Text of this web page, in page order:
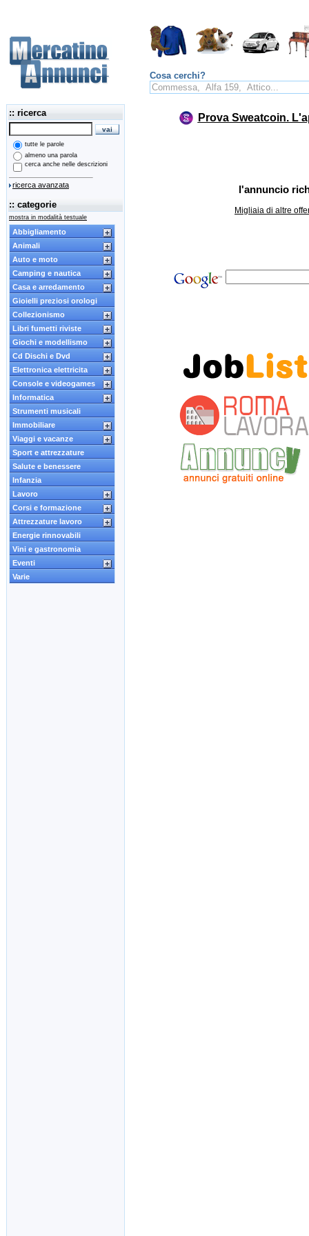
Cosa cerchi?
:: ricerca
tutte le parole
almeno una parola
cerca anche nelle descrizioni
ricerca avanzata
:: categorie
mostra in modalità testuale
Abbigliamento
Animali
Auto e moto
Camping e nautica
Casa e arredamento
Gioielli preziosi orologi
Collezionismo
Libri fumetti riviste
Giochi e modellismo
Cd Dischi e Dvd
Elettronica elettricita
Console e videogames
Informatica
Strumenti musicali
Immobiliare
Viaggi e vacanze
Sport e attrezzature
Salute e benessere
Infanzia
Lavoro
Corsi e formazione
Attrezzature lavoro
Energie rinnovabili
Vini e gastronomia
Eventi
Varie
Prova Sweatcoin.
l'annuncio
Migliaia di altre